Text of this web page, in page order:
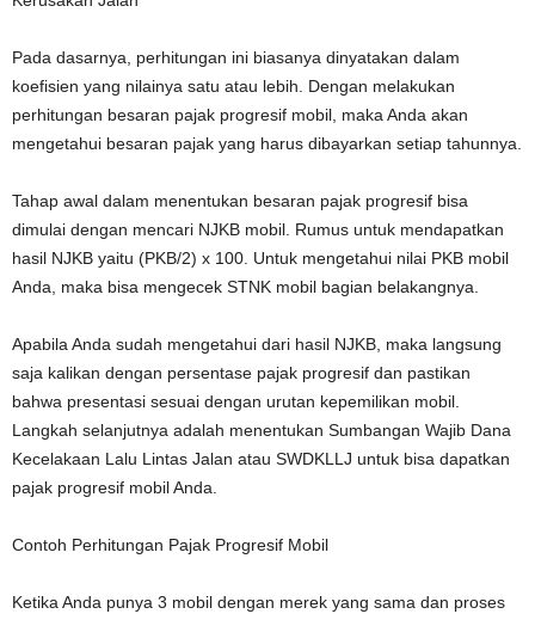
Pada dasarnya, perhitungan ini biasanya dinyatakan dalam
koefisien yang nilainya satu atau lebih. Dengan melakukan
perhitungan besaran pajak progresif mobil, maka Anda akan
mengetahui besaran pajak yang harus dibayarkan setiap tahunnya.
Tahap awal dalam menentukan besaran pajak progresif bisa
dimulai dengan mencari NJKB mobil. Rumus untuk mendapatkan
hasil NJKB yaitu (PKB/2) x 100. Untuk mengetahui nilai PKB mobil
Anda, maka bisa mengecek STNK mobil bagian belakangnya.
Apabila Anda sudah mengetahui dari hasil NJKB, maka langsung
saja kalikan dengan persentase pajak progresif dan pastikan
bahwa presentasi sesuai dengan urutan kepemilikan mobil.
Langkah selanjutnya adalah menentukan Sumbangan Wajib Dana
Kecelakaan Lalu Lintas Jalan atau SWDKLLJ untuk bisa dapatkan
pajak progresif mobil Anda.
Contoh Perhitungan Pajak Progresif Mobil
Ketika Anda punya 3 mobil dengan merek yang sama dan proses